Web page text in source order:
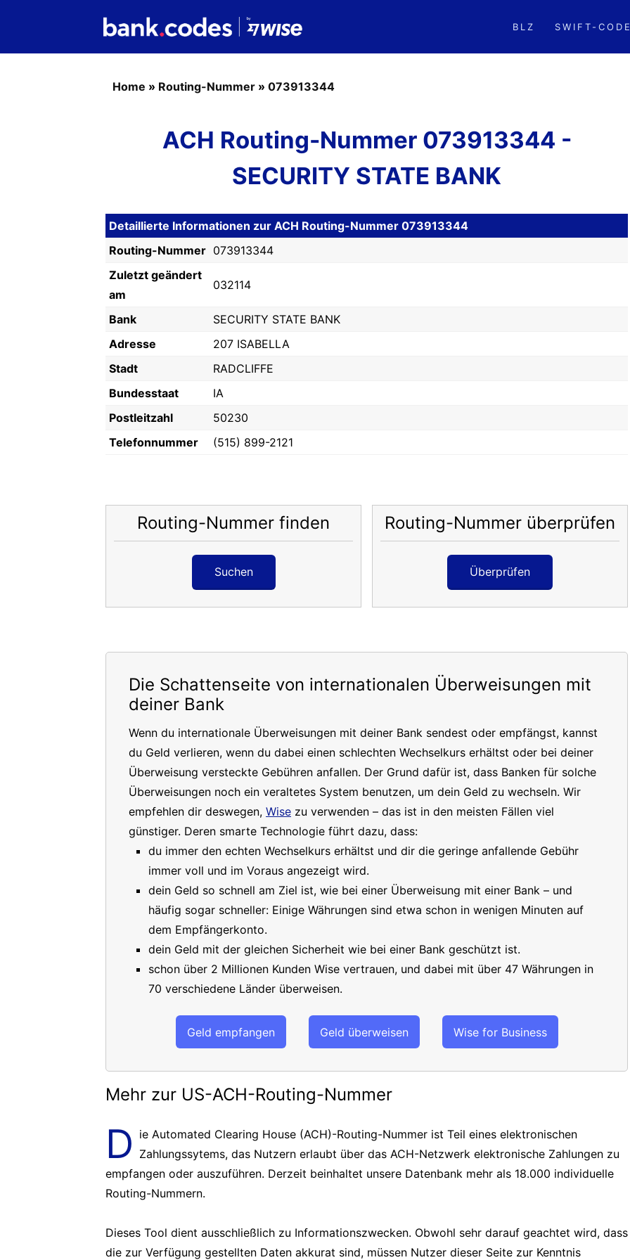
BLZ SWIFT-CODE
Home » Routing-Nummer » 073913344
ACH Routing-Nummer 073913344 -
SECURITY STATE BANK
Detaillierte Informationen zur ACH Routing-Nummer 073913344
Routing-Nummer 073913344
Zuletzt geändert
am
032114
Bank
SECURITY STATE BANK
Adresse
207 ISABELLA
Stadt
RADCLIFFE
Bundesstaat
IA
Postleitzahl
50230
Telefonnummer
(515) 899-2121
Routing-Nummer finden
Suchen
Routing-Nummer überprüfen
Überprüfen
Die Schattenseite von internationalen Überweisungen mit
deiner Bank
Wenn du internationale Überweisungen mit deiner Bank sendest oder empfängst, kannst
du Geld verlieren, wenn du dabei einen schlechten Wechselkurs erhältst oder bei deiner
Überweisung versteckte Gebühren anfallen. Der Grund dafür ist, dass Banken für solche
Überweisungen noch ein veraltetes System benutzen, um dein Geld zu wechseln. Wir
empfehlen dir deswegen, Wise zu verwenden – das ist in den meisten Fällen viel
günstiger. Deren smarte Technologie führt dazu, dass:
du immer den echten Wechselkurs erhältst und dir die geringe anfallende Gebühr
immer voll und im Voraus angezeigt wird.
dein Geld so schnell am Ziel ist, wie bei einer Überweisung mit einer Bank – und
häufig sogar schneller: Einige Währungen sind etwa schon in wenigen Minuten auf
dem Empfängerkonto.
dein Geld mit der gleichen Sicherheit wie bei einer Bank geschützt ist.
schon über 2 Millionen Kunden Wise vertrauen, und dabei mit über 47 Währungen in
70 verschiedene Länder überweisen.
Geld empfangen Geld überweisen Wise for Business
Mehr zur US-ACH-Routing-Nummer
D ie Automated Clearing House (ACH)-Routing-Nummer ist Teil eines elektronischen
Zahlungssytems, das Nutzern erlaubt über das ACH-Netzwerk elektronische Zahlungen zu
empfangen oder auszuführen. Derzeit beinhaltet unsere Datenbank mehr als 18.000 individuelle
Routing-Nummern.
Dieses Tool dient ausschließlich zu Informationszwecken. Obwohl sehr darauf geachtet wird, dass
die zur Verfügung gestellten Daten akkurat sind, müssen Nutzer dieser Seite zur Kenntnis